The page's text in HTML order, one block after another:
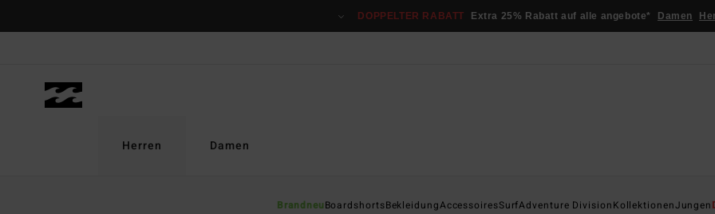
DOPPELTER RABATT Extra 25% Rabatt auf alle angebote* Damen
Herren
BrandneuBoardshortsBekleidungAccessoiresSurfAdventure DivisionKollektionenJungen
Damen